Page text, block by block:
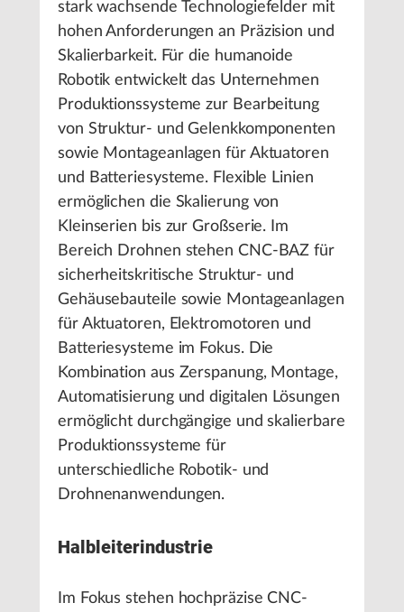
stark wachsende Technologiefelder mit
hohen Anforderungen an Präzision und
Skalierbarkeit. Für die humanoide
Robotik entwickelt das Unternehmen
Produktionssysteme zur Bearbeitung
von Struktur- und Gelenkkomponenten
sowie Montageanlagen für Aktuatoren
und Batteriesysteme. Flexible Linien
ermöglichen die Skalierung von
Kleinserien bis zur Großserie. Im
Bereich Drohnen stehen CNC-BAZ für
sicherheitskritische Struktur- und
Gehäusebauteile sowie Montageanlagen
für Aktuatoren, Elektromotoren und
Batteriesysteme im Fokus. Die
Kombination aus Zerspanung, Montage,
Automatisierung und digitalen Lösungen
ermöglicht durchgängige und skalierbare
Produktionssysteme für
unterschiedliche Robotik- und
Drohnenanwendungen.
Halbleiterindustrie
Im Fokus stehen hochpräzise CNC-